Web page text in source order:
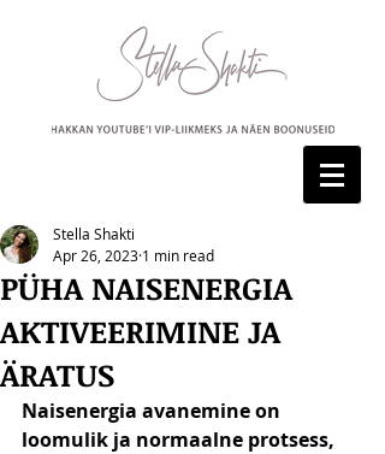
PÜHA NAISENERGIA
AKTIVEERIMINE JA
ÄRATUS
Stella Shakti
Apr 26, 2023 1 min read
Naisenergia avanemine on
loomulik ja normaalne protsess,